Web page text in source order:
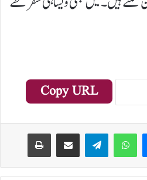
Copy URL
WhatsApp
Telegram